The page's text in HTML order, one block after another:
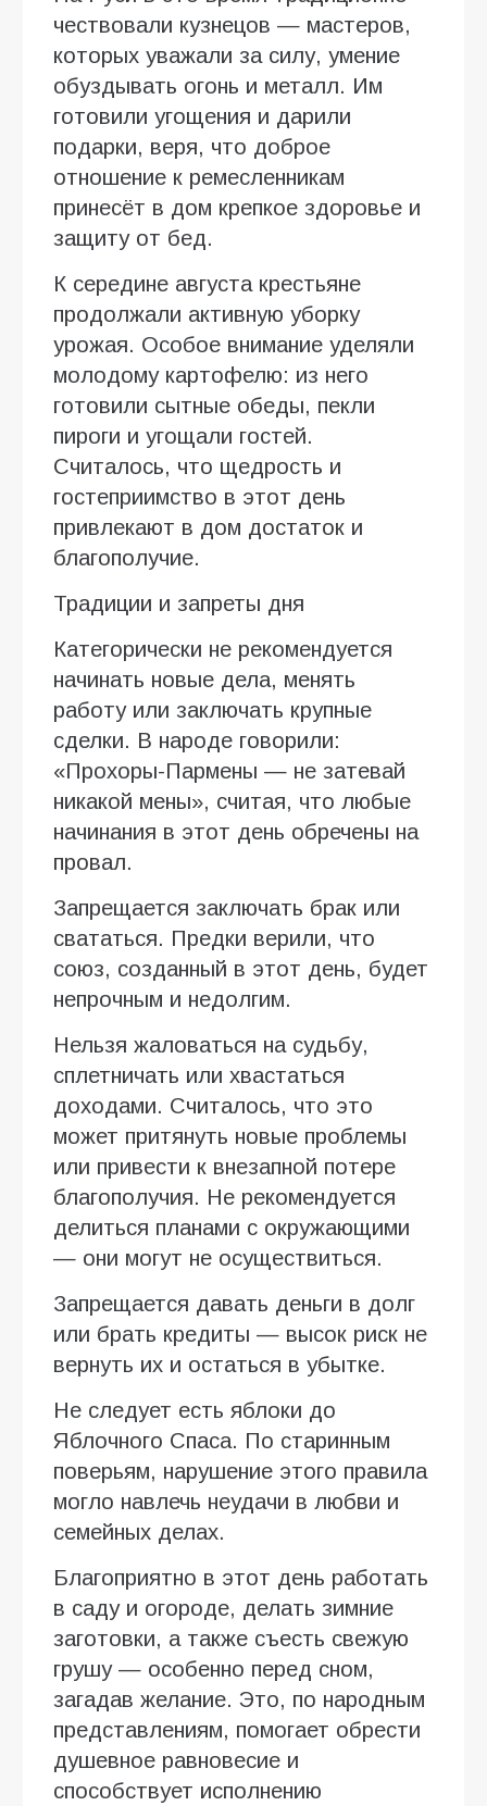
чествовали кузнецов — мастеров,
которых уважали за силу, умение
обуздывать огонь и металл. Им
готовили угощения и дарили
подарки, веря, что доброе
отношение к ремесленникам
принесёт в дом крепкое здоровье и
защиту от бед.
К середине августа крестьяне
продолжали активную уборку
урожая. Особое внимание уделяли
молодому картофелю: из него
готовили сытные обеды, пекли
пироги и угощали гостей.
Считалось, что щедрость и
гостеприимство в этот день
привлекают в дом достаток и
благополучие.
Традиции и запреты дня
Категорически не рекомендуется
начинать новые дела, менять
работу или заключать крупные
сделки. В народе говорили:
«Прохоры-Пармены — не затевай
никакой мены», считая, что любые
начинания в этот день обречены на
провал.
Запрещается заключать брак или
свататься. Предки верили, что
союз, созданный в этот день, будет
непрочным и недолгим.
Нельзя жаловаться на судьбу,
сплетничать или хвастаться
доходами. Считалось, что это
может притянуть новые проблемы
или привести к внезапной потере
благополучия. Не рекомендуется
делиться планами с окружающими
— они могут не осуществиться.
Запрещается давать деньги в долг
или брать кредиты — высок риск не
вернуть их и остаться в убытке.
Не следует есть яблоки до
Яблочного Спаса. По старинным
поверьям, нарушение этого правила
могло навлечь неудачи в любви и
семейных делах.
Благоприятно в этот день работать
в саду и огороде, делать зимние
заготовки, а также съесть свежую
грушу — особенно перед сном,
загадав желание. Это, по народным
представлениям, помогает обрести
душевное равновесие и
способствует исполнению